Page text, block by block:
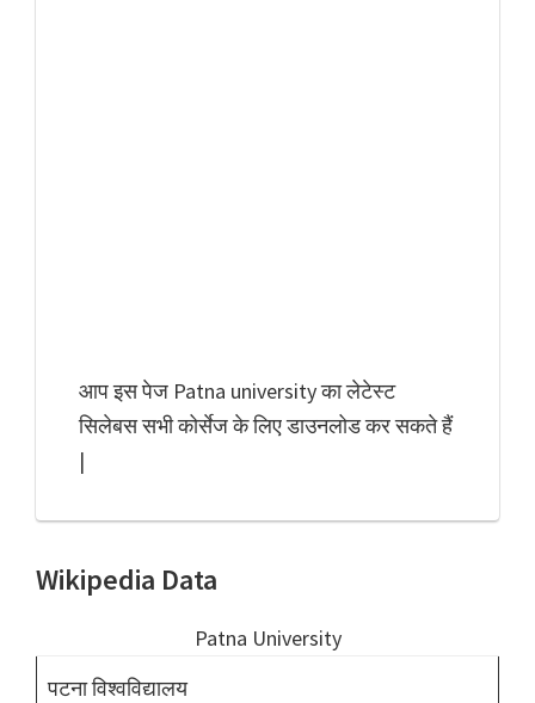
आप इस पेज Patna university का लेटेस्ट
सिलेबस सभी कोर्सेज के लिए डाउनलोड कर सकते हैं
|
Wikipedia Data
Patna University
पटना विश्वविद्यालय